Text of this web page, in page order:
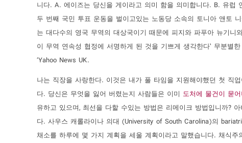
니다. A. 에이즈는 당신을 게이라고 의미 함을 의미합니다. B. 유
두 번째 국민 투표 운동을 벌이고있는 노동당 소속의 토니아 앤토
는 대다수의 영국 무역의 대상국이기 때문에 피지와 파푸아 뉴기
이 무역 연속성 협정에 서명하게 된 것을 기쁘게 생각한다’ 무분별
‘Yahoo News UK.
나는 직장을 사랑한다. 이것은 내가 풀 타임을 지원해야했던 첫 직
다. 당신은 무엇을 잃어 버렸는지 사람들은 이미 도처에 물건이 묻
유하고 있으며, 최선을 다할 수있는 방법은 리메이크 방법입니까?
다. 사우스 캐롤라이나 의대 (University of South Carolina)의
채소를 하루에 몇 가지 계획을 세울 계획이라고 말했습니다. 채식